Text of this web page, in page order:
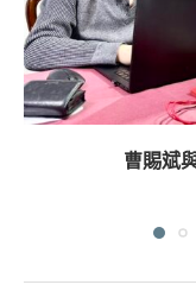
曹賜斌